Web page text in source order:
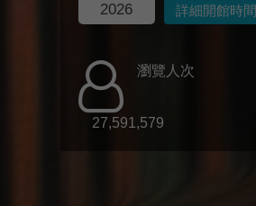
2026 詳細開館時間
瀏覽人次
27,591,579